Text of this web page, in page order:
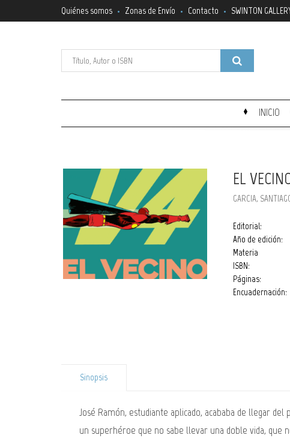
Quiénes somos Zonas de Envío Contacto SWINTON
INICIO
EL
GARCIA,
Editorial:
Año de edición:
Materia
ISBN:
Páginas:
Encuadernación:
Sinopsis
José Ramón, estudiante aplicado, acababa de llegar
un superhéroe que no sabe llevar una doble vida, que